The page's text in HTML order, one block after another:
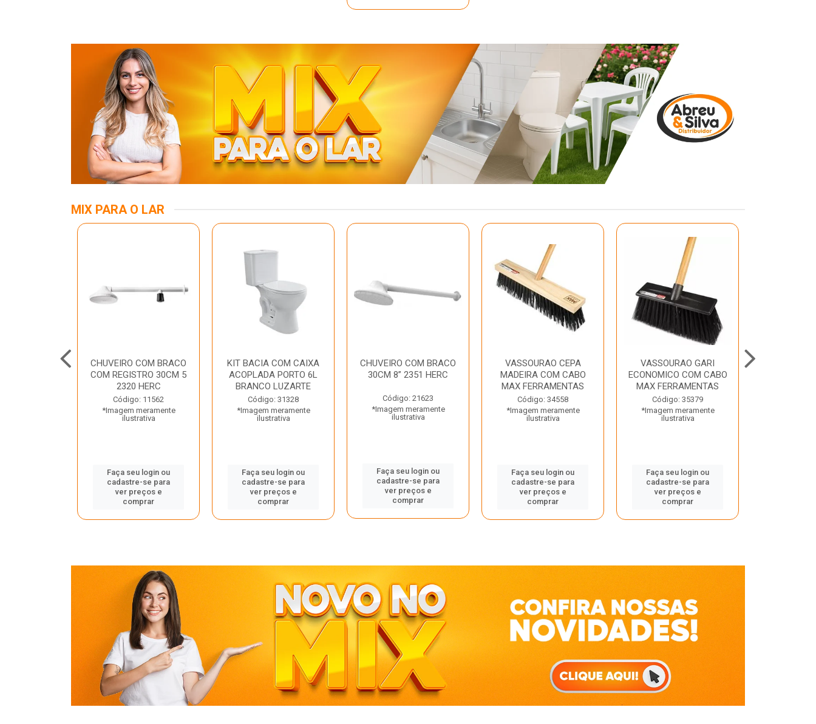
MIX PARA O LAR
CHUVEIRO COM BRACO
COM REGISTRO 30CM 5
2320 HERC
Código: 11562
*Imagem meramente
ilustrativa
Faça seu login ou
cadastre-se para
ver preços e
comprar
KIT BACIA COM CAIXA
ACOPLADA PORTO 6L
BRANCO LUZARTE
Código: 31328
*Imagem meramente
ilustrativa
Faça seu login ou
cadastre-se para
ver preços e
comprar
CHUVEIRO COM BRACO
30CM 8” 2351 HERC
Código: 21623
*Imagem meramente
ilustrativa
Faça seu login ou
cadastre-se para
ver preços e
comprar
VASSOURAO CEPA
MADEIRA COM CABO
MAX FERRAMENTAS
Código: 34558
*Imagem meramente
ilustrativa
Faça seu login ou
cadastre-se para
ver preços e
comprar
VASSOURAO GARI
ECONOMICO COM CABO
MAX FERRAMENTAS
Código: 35379
*Imagem meramente
ilustrativa
Faça seu login ou
cadastre-se para
ver preços e
comprar